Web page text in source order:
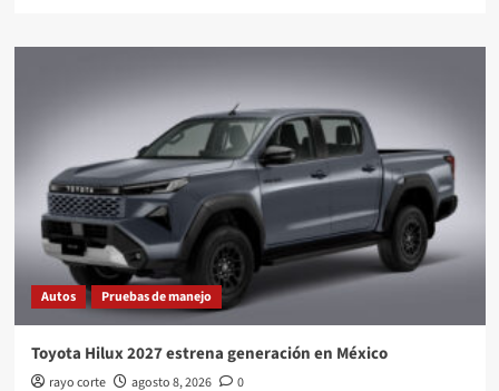
Autos Pruebas de manejo
Toyota Hilux 2027 estrena generación en México
rayo corte agosto 8, 2026 0